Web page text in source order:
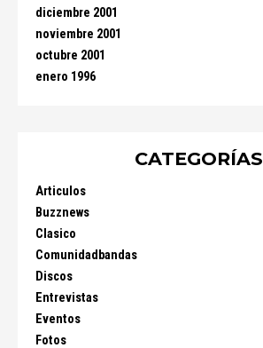
diciembre 2001
noviembre 2001
octubre 2001
enero 1996
CATEGORÍAS
Articulos
Buzznews
Clasico
Comunidadbandas
Discos
Entrevistas
Eventos
Fotos